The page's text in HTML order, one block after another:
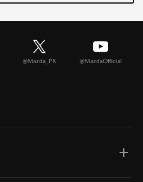
@Mazda_PR @MazdaOfficial